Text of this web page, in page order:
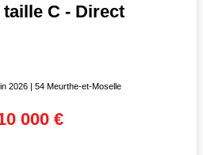
C - Direct
2026 | 54 Meurthe-et-Moselle
000 €